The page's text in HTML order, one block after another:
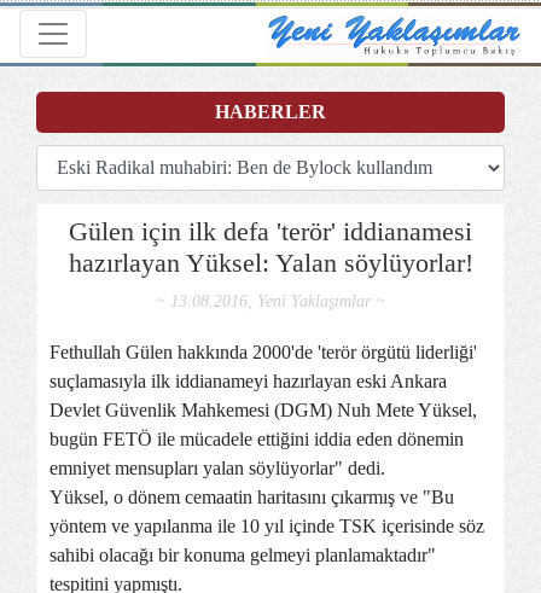
Toggle navigation
Gülen için ilk defa 'terör' iddianamesi
hazırlayan Yüksel: Yalan söylüyorlar!
~ 13.08.2016, Yeni Yaklaşımlar ~
Fethullah Gülen hakkında 2000'de 'terör örgütü liderliği'
suçlamasıyla ilk iddianameyi hazırlayan eski Ankara
Devlet Güvenlik Mahkemesi (DGM) Nuh Mete Yüksel,
bugün FETÖ ile mücadele ettiğini iddia eden dönemin
emniyet mensupları yalan söylüyorlar" dedi.
Yüksel, o dönem cemaatin haritasını çıkarmış ve "Bu
yöntem ve yapılanma ile 10 yıl içinde TSK içerisinde söz
sahibi olacağı bir konuma gelmeyi planlamaktadır"
tespitini yapmıştı.
HABERLER